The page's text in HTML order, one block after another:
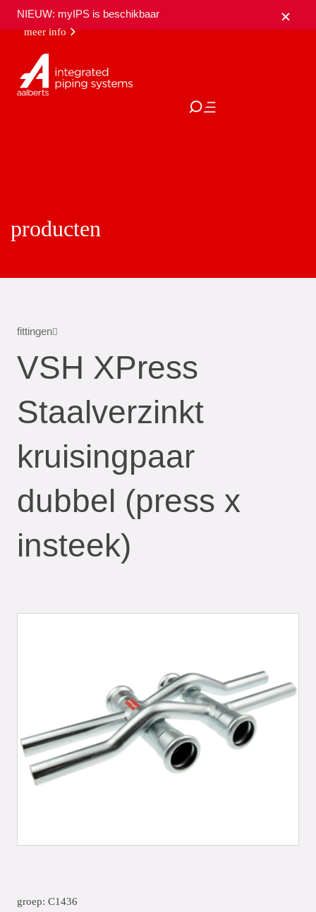
NIEUW: myIPS is beschikbaar
meer info
sluiten
producten
fittingen
VSH XPress
Staalverzinkt
kruisingpaar
dubbel (press x
insteek)
groep: C1436